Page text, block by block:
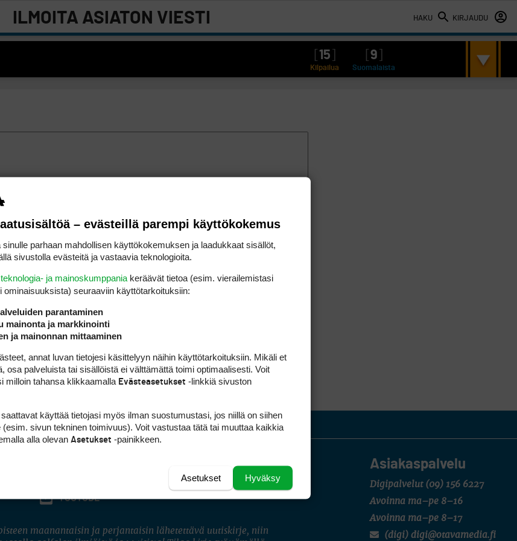
HAKU KIRJAUDU
ILMOITA ASIATON VIESTI
15 9
Kilpailua Suomalaista
Asiakaspalvelu
Digipalvelut (09) 156 6227
Avoinna ma–pe 8–16
Avoinna ma–pe 8–17
(digi) digi@otavamedia.fi
INSTAGRAM
YOUTUBE
maanantaisin ja perjantaisin lähetettävä uutiskirje, niin
– evästeillä parempi käyttökokemus
sinulle parhaan mahdollisen käyttökokemuksen ja laadukkaat sisällöt,
sivustolla evästeitä ja vastaavia teknologioita.
ja mainoskumppania keräävät tietoa (esim. vierailemis­tasi
ominaisuuk­sista) seuraaviin käyttötarkoituksiin:
parantaminen
mainonta ja markkinointi
ja mainonnan mittaaminen
annat luvan tietojesi käsittelyyn näihin käyttötarkoituksiin. Mikäli et
osa palveluista tai sisällöistä ei välttämättä toimi optimaalisesti. Voit
milloin tahansa klikkaamalla Evästeasetukset -linkkiä sivuston
käyttää tietojasi myös ilman suostumustasi, jos niillä on siihen
(esim. sivun tekninen toimivuus). Voit vastustaa tätä tai muuttaa kaikkia
alla olevan Asetukset -painikkeen.
Hyväksy
Asetukset